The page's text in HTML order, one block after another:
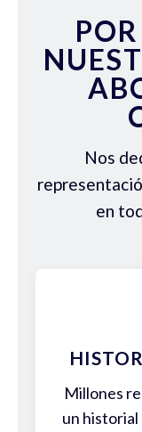
Nos
en
Millones
un historial